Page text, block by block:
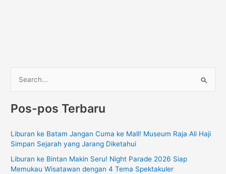
r
u
n
t
Pos-pos Terbaru
Liburan ke Batam Jangan Cuma ke Mall! Museum Raja Ali Haji
Simpan Sejarah yang Jarang Diketahui
Liburan ke Bintan Makin Seru! Night Parade 2026 Siap
Memukau Wisatawan dengan 4 Tema Spektakuler